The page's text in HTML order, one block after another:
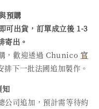
預購
可出貨，訂單成立後 1-3
寄出。
，歡迎透過 Chunico 官
排下一批法國追加製作。
知
公司追加，預計需等待約